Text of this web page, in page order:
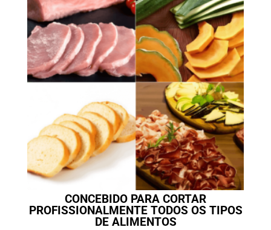
CONCEBIDO PARA CORTAR
PROFISSIONALMENTE TODOS OS TIPOS
DE ALIMENTOS